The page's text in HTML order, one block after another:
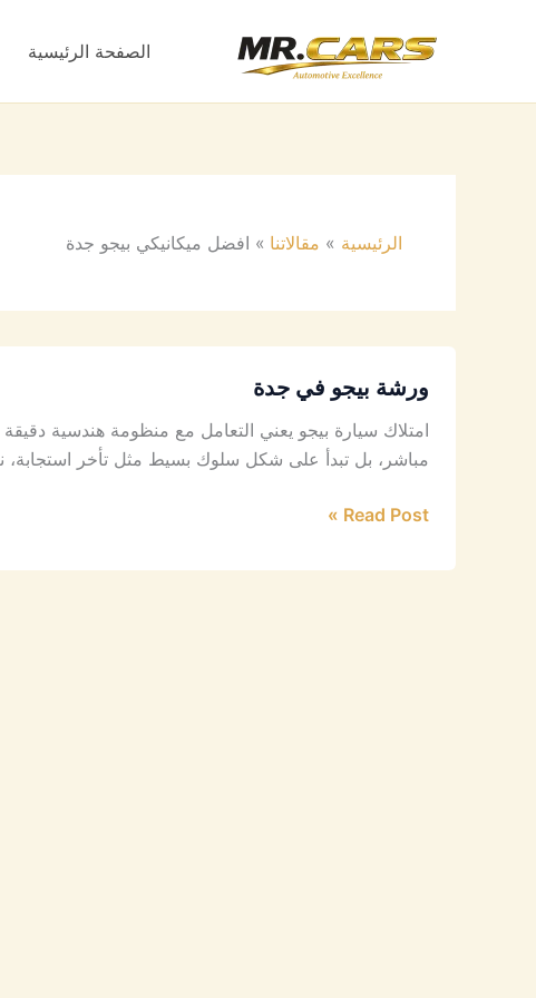
الصفحة الرئيسية
الرئيسية مقالاتنا افضل ميكانيكي بيجو جدة
ورشة بيجو في جدة
امتلاك سيارة بيجو يعني التعامل مع منظومة هندسية دقيقة
مباشر، بل تبدأ على شكل سلوك بسيط مثل تأخر استجابة،
Read Post »